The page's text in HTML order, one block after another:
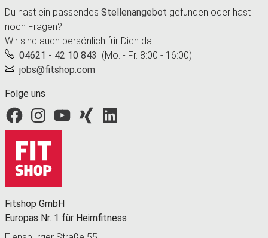
Du hast ein passendes Stellenangebot gefunden oder hast
noch Fragen?
Wir sind auch persönlich für Dich da:
04621 - 42 10 843 (Mo. - Fr. 8:00 - 16:00)
jobs@fitshop.com
Folge uns
Fitshop bei YouTube
Fitshop GmbH
Europas Nr. 1 für Heimfitness